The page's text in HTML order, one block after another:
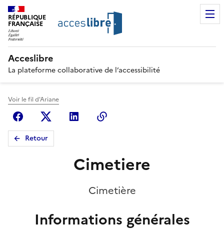
RÉPUBLIQUE
FRANÇAISE
Acceslibre
La plateforme collaborative de l’accessibilité
Voir le fil d'Ariane
FacebookX (anciennement Twitter)
Linkedin
Retour
Cimetiere
Cimetière
Informations générales